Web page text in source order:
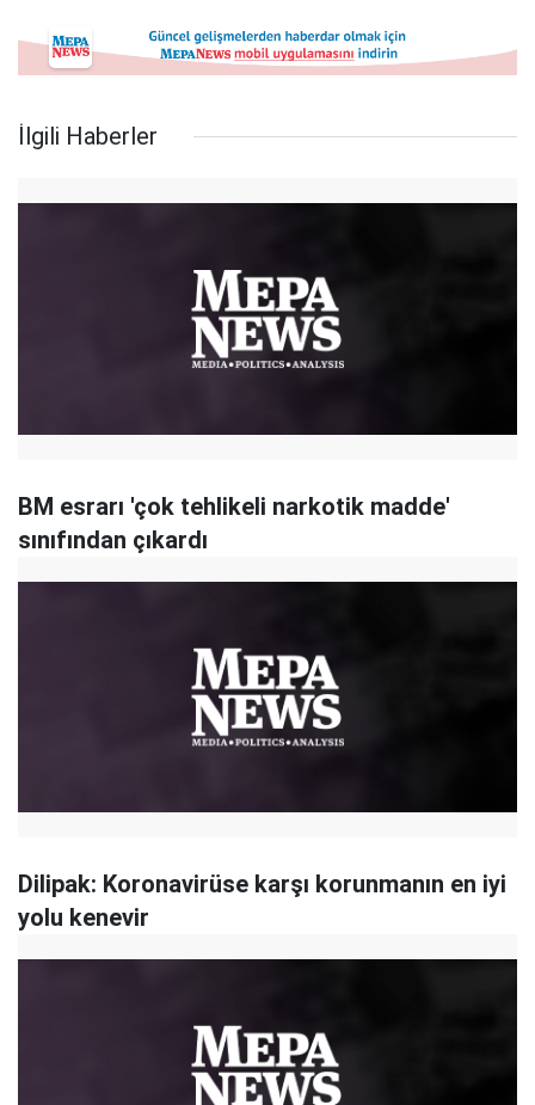
İlgili Haberler
BM esrarı 'çok tehlikeli narkotik madde'
sınıfından çıkardı
Dilipak: Koronavirüse karşı korunmanın en iyi
yolu kenevir